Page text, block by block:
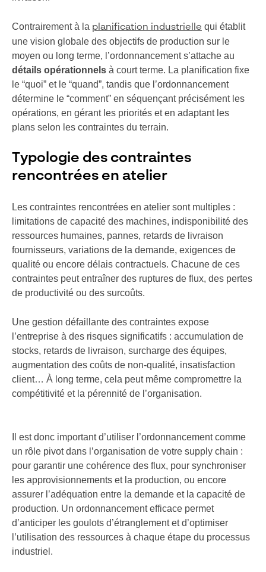
Contrairement à la planification industrielle qui établit
une vision globale des objectifs de production sur le
moyen ou long terme, l’ordonnancement s’attache au
détails opérationnels à court terme. La planification fixe
le “quoi” et le “quand”, tandis que l’ordonnancement
détermine le “comment” en séquençant précisément les
opérations, en gérant les priorités et en adaptant les
plans selon les contraintes du terrain.
Typologie des contraintes
rencontrées en atelier
Les contraintes rencontrées en atelier sont multiples :
limitations de capacité des machines, indisponibilité des
ressources humaines, pannes, retards de livraison
fournisseurs, variations de la demande, exigences de
qualité ou encore délais contractuels. Chacune de ces
contraintes peut entraîner des ruptures de flux, des pertes
de productivité ou des surcoûts.
Une gestion défaillante des contraintes expose
l’entreprise à des risques significatifs : accumulation de
stocks, retards de livraison, surcharge des équipes,
augmentation des coûts de non-qualité, insatisfaction
client… À long terme, cela peut même compromettre la
compétitivité et la pérennité de l’organisation.
Il est donc important d’utiliser l’ordonnancement comme
un rôle pivot dans l’organisation de votre supply chain :
pour garantir une cohérence des flux, pour synchroniser
les approvisionnements et la production, ou encore
assurer l’adéquation entre la demande et la capacité de
production. Un ordonnancement efficace permet
d’anticiper les goulots d’étranglement et d’optimiser
l’utilisation des ressources à chaque étape du processus
industriel.